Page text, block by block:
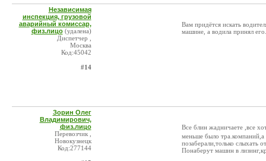
Независимая
инспекция, грузовой
аварийный комиссар,
физ.лицо (удалена)
Диспетчер ,
Москва
Код:45042
#14
Вам придётся искать
машине, а водила принял
Зорин Олег
Владимирович,
физ.лицо
Перевозчик ,
Новокузнецк
Код:277144
Все блин жадничаете ,все
меньше было тра.компаний,а
позаберали,только
Понаберут машин в